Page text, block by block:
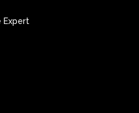
Expert